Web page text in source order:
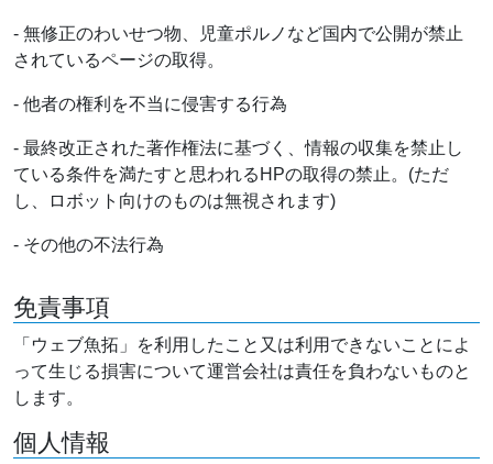
- 無修正のわいせつ物、児童ポルノなど国内で公開が禁止
されているページの取得。
- 他者の権利を不当に侵害する行為
- 最終改正された著作権法に基づく、情報の収集を禁止し
ている条件を満たすと思われるHPの取得の禁止。(ただ
し、ロボット向けのものは無視されます)
- その他の不法行為
免責事項
「ウェブ魚拓」を利用したこと又は利用できないことによ
って生じる損害について運営会社は責任を負わないものと
します。
個人情報